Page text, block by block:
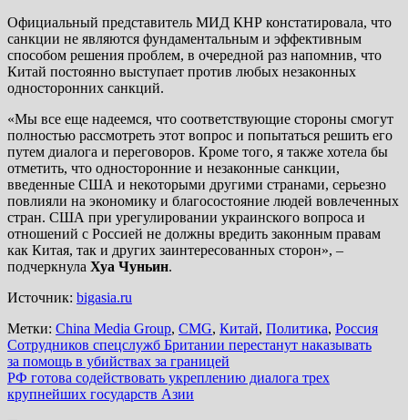
Официальный представитель МИД КНР констатировала, что
санкции не являются фундаментальным и эффективным
способом решения проблем, в очередной раз напомнив, что
Китай постоянно выступает против любых незаконных
односторонних санкций.
«Мы все еще надеемся, что соответствующие стороны смогут
полностью рассмотреть этот вопрос и попытаться решить его
путем диалога и переговоров. Кроме того, я также хотела бы
отметить, что односторонние и незаконные санкции,
введенные США и некоторыми другими странами, серьезно
повлияли на экономику и благосостояние людей вовлеченных
стран. США при урегулировании украинского вопроса и
отношений с Россией не должны вредить законным правам
как Китая, так и других заинтересованных сторон», –
подчеркнула Хуа Чуньин.
Источник: bigasia.ru
Метки: China Media Group, CMG, Китай, Политика, Россия
Навигация
по
записям
Сотрудников спецслужб Британии перестанут наказывать
за помощь в убийствах за границей
РФ готова содействовать укреплению диалога трех
крупнейших государств Азии